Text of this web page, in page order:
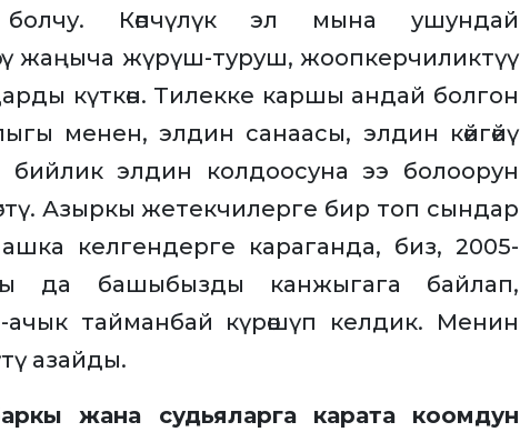
Көпчүлүк эл мына ушундай
жаңыча жүрүш-туруш, жоопкерчиликтүү
күткөн. Тилекке каршы андай болгон
менен, элдин санаасы, элдин көйгөйү
элдин колдоосуна ээ болоорун
Азыркы жетекчилерге бир топ сындар
келгендерге караганда, биз, 2005-
да башыбызды канжыгага байлап,
тайманбай күрөшүп келдик. Менин
азайды.
жана судьяларга карата коомдун